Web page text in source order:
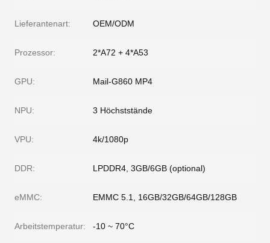
Lieferantenart: OEM/ODM
Prozessor: 2*A72 + 4*A53
GPU: Mail-G860 MP4
NPU: 3 Höchststände
VPU: 4k/1080p
DDR: LPDDR4, 3GB/6GB (optional)
eMMC: EMMC 5.1, 16GB/32GB/64GB/128GB
Arbeitstemperatur: -10 ~ 70°C